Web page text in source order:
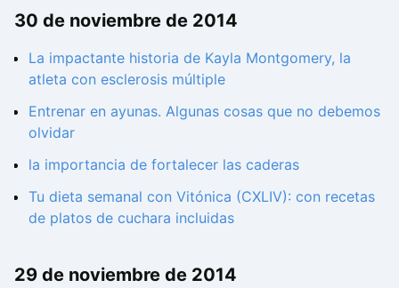
30 de noviembre de 2014
La impactante historia de Kayla Montgomery, la
atleta con esclerosis múltiple
Entrenar en ayunas. Algunas cosas que no debemos
olvidar
la importancia de fortalecer las caderas
Tu dieta semanal con Vitónica (CXLIV): con recetas
de platos de cuchara incluidas
29 de noviembre de 2014